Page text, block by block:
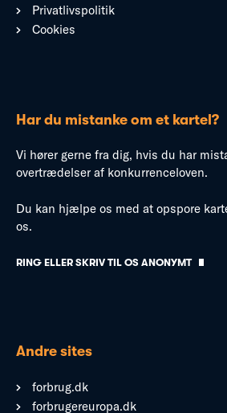
Privatlivspolitik
Cookies
Har du mistanke om et kartel?
Vi hører gerne fra dig, hvis du har
overtrædelser af konkurrenceloven.
Du kan hjælpe os med at opspore
os.
RING ELLER SKRIV TIL OS ANONYMT
Andre sites
forbrug.dk
forbrugereuropa.dk